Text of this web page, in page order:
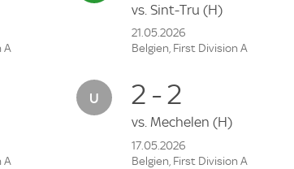
A
A
vs. Sint-Tru (H)
21.05.2026
Belgien, First Division A
2 - 2
vs. Mechelen (H)
17.05.2026
Belgien, First Division A